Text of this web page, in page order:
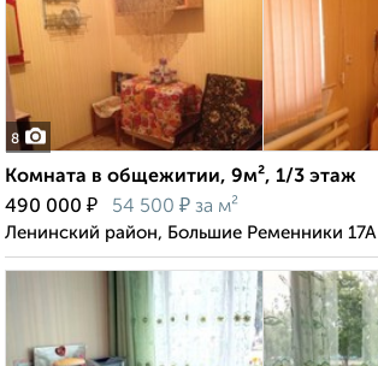
8
Комната в общежитии, 9м², 1/3 этаж
490 000 ₽ 54 500 ₽ за м²
Ленинский район, Большие Ременники 17А